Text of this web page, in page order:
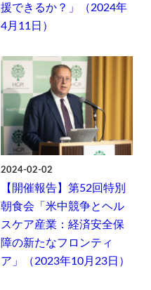
援できるか？」（2024年
4月11日）
2024-02-02
【開催報告】第52回特別
朝食会「米中競争とヘル
スケア産業：経済安全保
障の新たなフロンティ
ア」（2023年10月23日）